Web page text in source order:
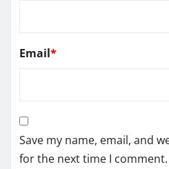
Email*
Save my name, email, and
for the next time I comment.